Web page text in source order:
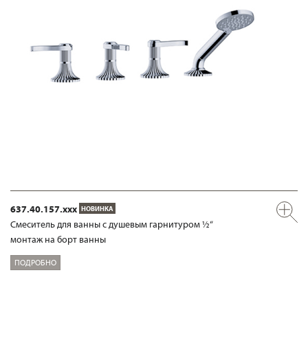
637.40.157.xxx НОВИНКА
Смеситель для ванны с душевым гарнитуром ½“
монтаж на борт ванны
ПОДРОБНО